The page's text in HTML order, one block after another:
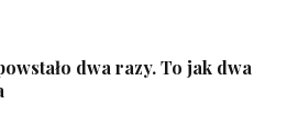
dwa razy. To jak dwa